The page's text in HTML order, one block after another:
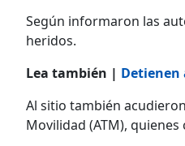
Según informaron las
heridos.
Lea también | Detienen
Al sitio también
Movilidad (ATM),